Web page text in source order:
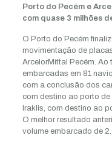
Porto do Pecém e
com quase 3 milhões
O Porto do Pecém
movimentação de
ArcelorMittal Pecém.
embarcadas em 81
com a conclusão dos
com destino ao porto
Iraklis, com destino ao
O melhor resultado
volume embarcado de